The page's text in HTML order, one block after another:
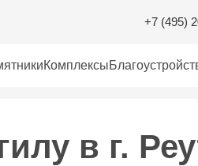
+7 (495)
Комплексы
в г.